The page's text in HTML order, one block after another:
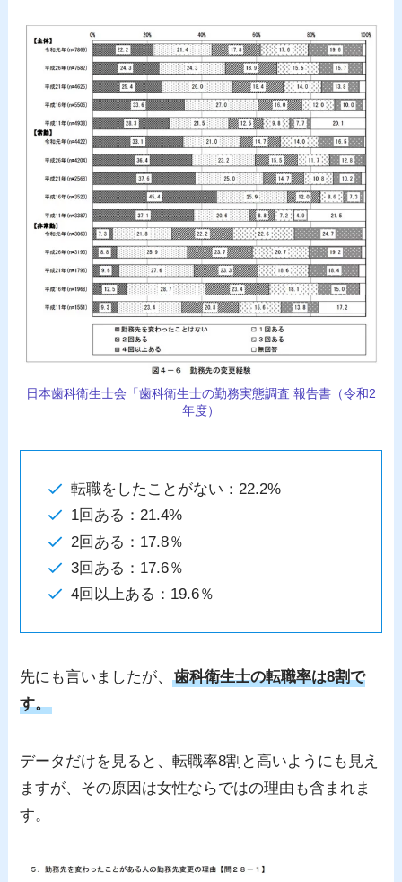
日本歯科衛生士会「歯科衛生士の勤務実態調査 報告書（令和2
年度）
転職をしたことがない：22.2%
1回ある：21.4%
2回ある：17.8％
3回ある：17.6％
4回以上ある：19.6％
先にも言いましたが、歯科衛生士の転職率は8割で
す。
データだけを見ると、転職率8割と高いようにも見え
ますが、その原因は女性ならではの理由も含まれま
す。